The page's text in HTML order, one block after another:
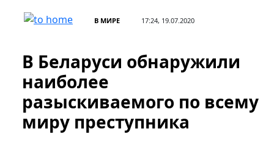
В МИРЕ 17:24, 19.07.2020
В Беларуси обнаружили
наиболее
разыскиваемого по всему
миру преступника